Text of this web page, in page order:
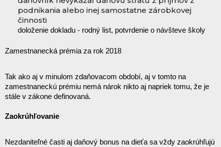
podnikania alebo inej samostatne zárobkovej
činnosti
doloženie dokladu - rodný list, potvrdenie o návšteve školy
Zamestnanecká prémia za rok 2018
Tak ako aj v minulom zdaňovacom období, aj v tomto na
zamestnaneckú prémiu nemá nárok nikto aj napriek tomu, že je
stále v zákone definovaná.
Zaokrúhľovanie
Nezdaniteľné časti aj daňový bonus na dieťa sa vždy zaokrúhľujú